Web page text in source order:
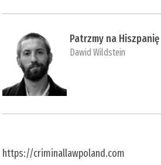
Patrzmy na Hiszpanię
Dawid Wildstein
https://criminallawpoland.com